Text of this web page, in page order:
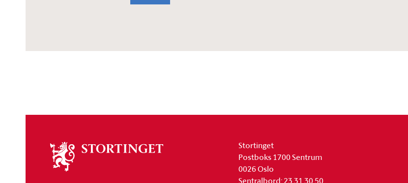
stortinget
Stortinget
Postboks 1700 Sentrum
0026 Oslo
Sentralbord: 23 31 30 50